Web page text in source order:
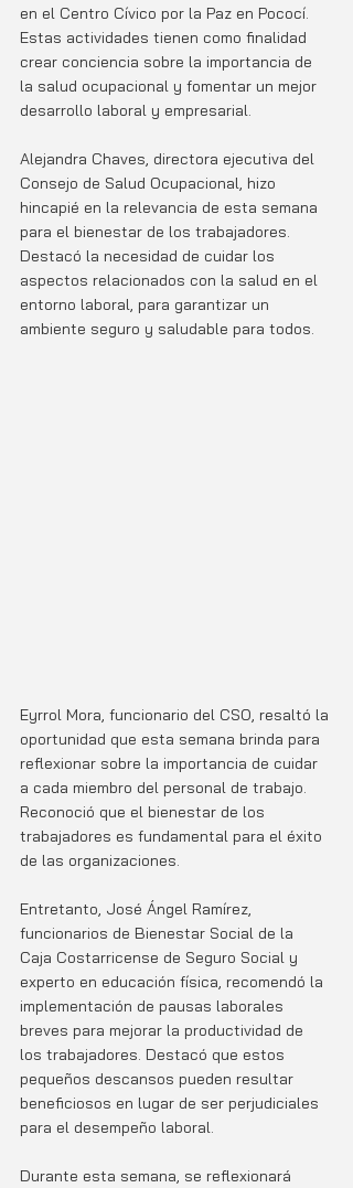
en el Centro Cívico por la Paz en Pococí.
Estas actividades tienen como finalidad
crear conciencia sobre la importancia de
la salud ocupacional y fomentar un mejor
desarrollo laboral y empresarial.
Alejandra Chaves, directora ejecutiva del
Consejo de Salud Ocupacional, hizo
hincapié en la relevancia de esta semana
para el bienestar de los trabajadores.
Destacó la necesidad de cuidar los
aspectos relacionados con la salud en el
entorno laboral, para garantizar un
ambiente seguro y saludable para todos.
Eyrrol Mora, funcionario del CSO, resaltó la
oportunidad que esta semana brinda para
reflexionar sobre la importancia de cuidar
a cada miembro del personal de trabajo.
Reconoció que el bienestar de los
trabajadores es fundamental para el éxito
de las organizaciones.
Entretanto, José Ángel Ramírez,
funcionarios de Bienestar Social de la
Caja Costarricense de Seguro Social y
experto en educación física, recomendó la
implementación de pausas laborales
breves para mejorar la productividad de
los trabajadores. Destacó que estos
pequeños descansos pueden resultar
beneficiosos en lugar de ser perjudiciales
para el desempeño laboral.
Durante esta semana, se reflexionará